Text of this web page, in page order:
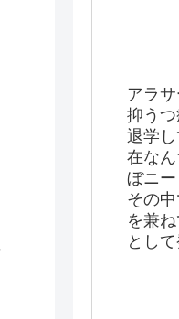
アラサ
抑う
退学
在な
ぼニー
その
を兼
とし